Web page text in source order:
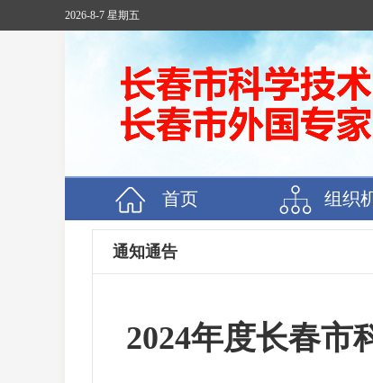
2026-8-7 星期五
首页 组织
通知通告
2024年度长春市